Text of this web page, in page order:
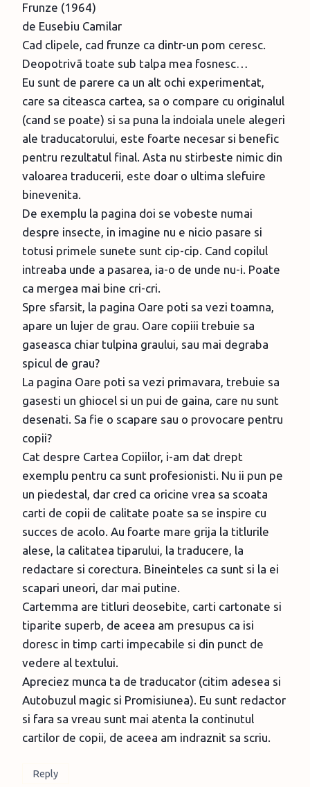
Frunze (1964)
de Eusebiu Camilar
Cad clipele, cad frunze ca dintr-un pom ceresc.
Deopotrivã toate sub talpa mea fosnesc…
Eu sunt de parere ca un alt ochi experimentat,
care sa citeasca cartea, sa o compare cu originalul
(cand se poate) si sa puna la indoiala unele alegeri
ale traducatorului, este foarte necesar si benefic
pentru rezultatul final. Asta nu stirbeste nimic din
valoarea traducerii, este doar o ultima slefuire
binevenita.
De exemplu la pagina doi se vobeste numai
despre insecte, in imagine nu e nicio pasare si
totusi primele sunete sunt cip-cip. Cand copilul
intreaba unde a pasarea, ia-o de unde nu-i. Poate
ca mergea mai bine cri-cri.
Spre sfarsit, la pagina Oare poti sa vezi toamna,
apare un lujer de grau. Oare copiii trebuie sa
gaseasca chiar tulpina graului, sau mai degraba
spicul de grau?
La pagina Oare poti sa vezi primavara, trebuie sa
gasesti un ghiocel si un pui de gaina, care nu sunt
desenati. Sa fie o scapare sau o provocare pentru
copii?
Cat despre Cartea Copiilor, i-am dat drept
exemplu pentru ca sunt profesionisti. Nu ii pun pe
un piedestal, dar cred ca oricine vrea sa scoata
carti de copii de calitate poate sa se inspire cu
succes de acolo. Au foarte mare grija la titlurile
alese, la calitatea tiparului, la traducere, la
redactare si corectura. Bineinteles ca sunt si la ei
scapari uneori, dar mai putine.
Cartemma are titluri deosebite, carti cartonate si
tiparite superb, de aceea am presupus ca isi
doresc in timp carti impecabile si din punct de
vedere al textului.
Apreciez munca ta de traducator (citim adesea si
Autobuzul magic si Promisiunea). Eu sunt redactor
si fara sa vreau sunt mai atenta la continutul
cartilor de copii, de aceea am indraznit sa scriu.
Reply